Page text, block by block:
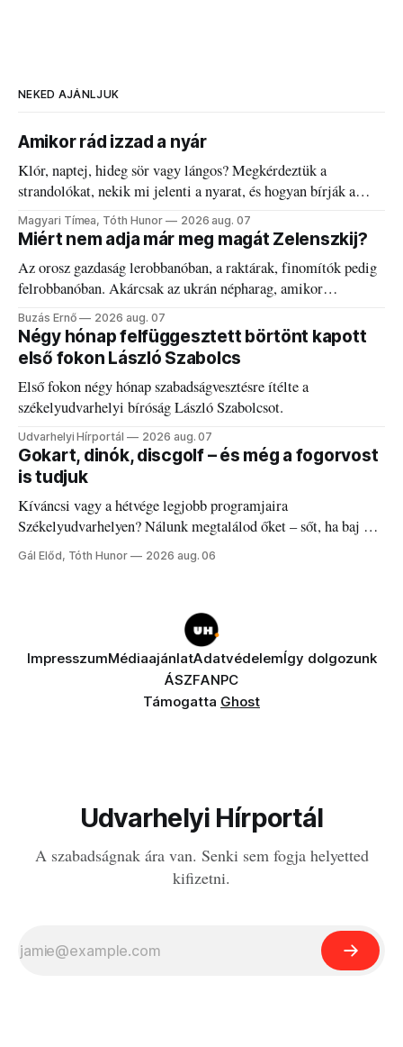
NEKED AJÁNLJUK
Amikor rád izzad a nyár
Klór, naptej, hideg sör vagy lángos? Megkérdeztük a
strandolókat, nekik mi jelenti a nyarat, és hogyan bírják a
kánikulát.
Magyari Tímea, Tóth Hunor 2026 aug. 07
Miért nem adja már meg magát Zelenszkij?
Az orosz gazdaság lerobbanóban, a raktárak, finomítók pedig
felrobbanóban. Akárcsak az ukrán népharag, amikor
elégedetlen vezetőivel.
Buzás Ernő 2026 aug. 07
Négy hónap felfüggesztett börtönt kapott
első fokon László Szabolcs
Első fokon négy hónap szabadságvesztésre ítélte a
székelyudvarhelyi bíróság László Szabolcsot.
Udvarhelyi Hírportál 2026 aug. 07
Gokart, dinók, discgolf – és még a fogorvost
is tudjuk
Kíváncsi vagy a hétvége legjobb programjaira
Székelyudvarhelyen? Nálunk megtalálod őket – sőt, ha baj van
a fogaddal, a fogorvosi ügyeletet is!
Gál Előd, Tóth Hunor 2026 aug. 06
ImpresszumMédiaajánlatAdatvédelemÍgy dolgozunk
ÁSZFANPC
Támogatta Ghost
Udvarhelyi Hírportál
A szabadságnak ára van. Senki sem fogja helyetted
kifizetni.